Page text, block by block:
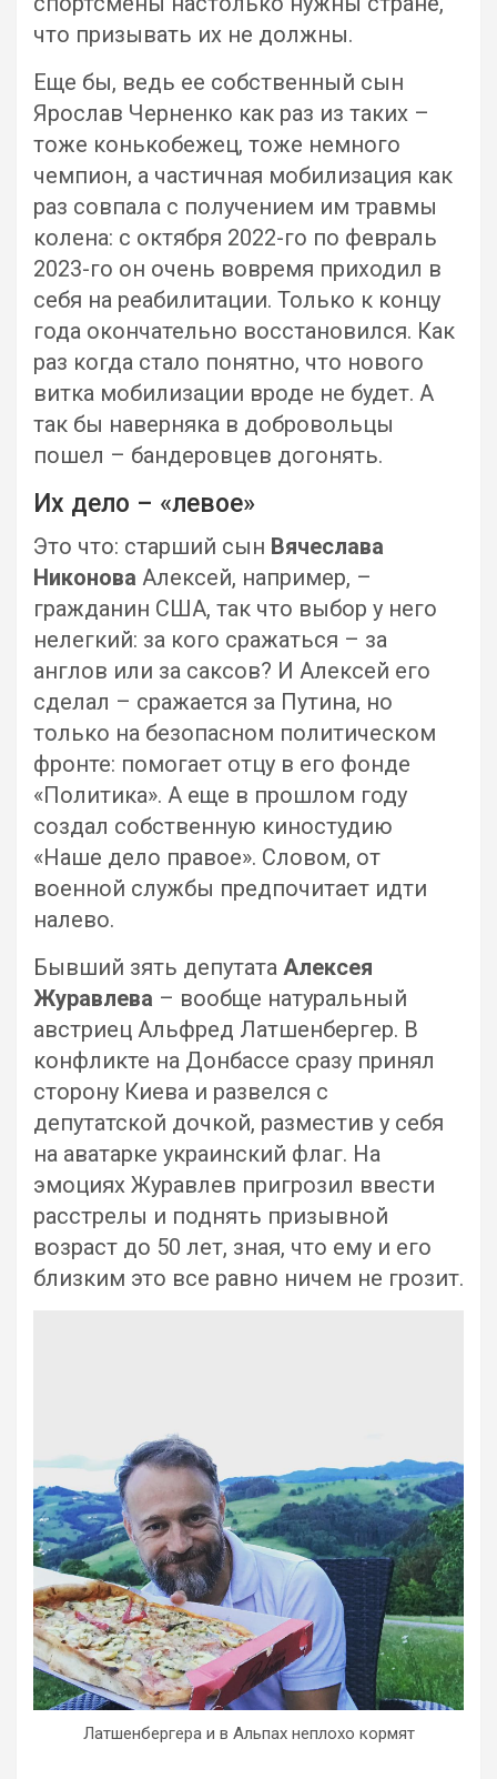
что призывать их не должны.
Еще бы, ведь ее собственный сын
Ярослав Черненко как раз из таких –
тоже конькобежец, тоже немного
чемпион, а частичная мобилизация как
раз совпала с получением им травмы
колена: с октября 2022-го по февраль
2023-го он очень вовремя приходил в
себя на реабилитации. Только к концу
года окончательно восстановился. Как
раз когда стало понятно, что нового
витка мобилизации вроде не будет. А
так бы наверняка в добровольцы
пошел – бандеровцев догонять.
Их дело – «левое»
Это что: старший сын Вячеслава
Никонова Алексей, например, –
гражданин США, так что выбор у него
нелегкий: за кого сражаться – за
англов или за саксов? И Алексей его
сделал – сражается за Путина, но
только на безопасном политическом
фронте: помогает отцу в его фонде
«Политика». А еще в прошлом году
создал собственную киностудию
«Наше дело правое». Словом, от
военной службы предпочитает идти
налево.
Бывший зять депутата Алексея
Журавлева – вообще натуральный
австриец Альфред Латшенбергер. В
конфликте на Донбассе сразу принял
сторону Киева и развелся с
депутатской дочкой, разместив у себя
на аватарке украинский флаг. На
эмоциях Журавлев пригрозил ввести
расстрелы и поднять призывной
возраст до 50 лет, зная, что ему и его
близким это все равно ничем не грозит.
Латшенбергера и в Альпах неплохо кормят